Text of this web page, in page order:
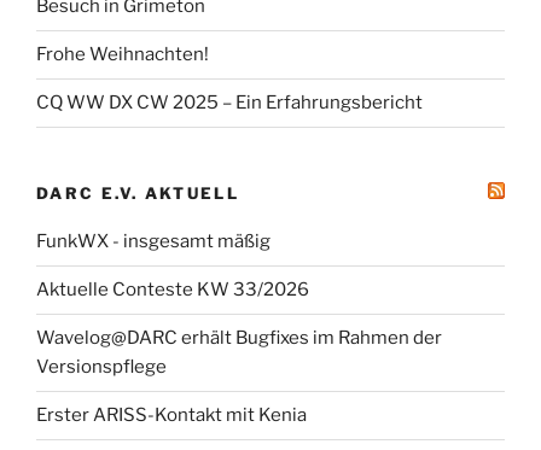
Besuch in Grimeton
Frohe Weihnachten!
CQ WW DX CW 2025 – Ein Erfahrungsbericht
DARC E.V. AKTUELL
FunkWX - insgesamt mäßig
Aktuelle Conteste KW 33/2026
Wavelog@DARC erhält Bugfixes im Rahmen der
Versionspflege
Erster ARISS-Kontakt mit Kenia